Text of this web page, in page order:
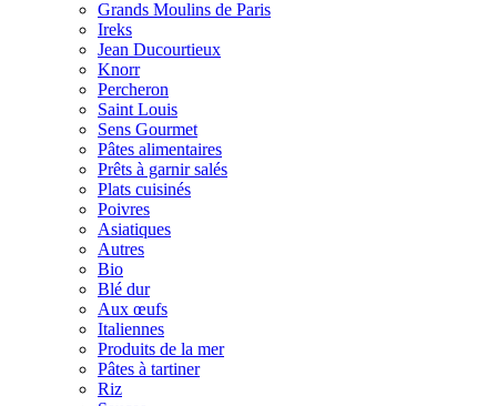
Grands Moulins de Paris
Ireks
Jean Ducourtieux
Knorr
Percheron
Saint Louis
Sens Gourmet
Pâtes alimentaires
Prêts à garnir salés
Plats cuisinés
Poivres
Asiatiques
Autres
Bio
Blé dur
Aux œufs
Italiennes
Produits de la mer
Pâtes à tartiner
Riz